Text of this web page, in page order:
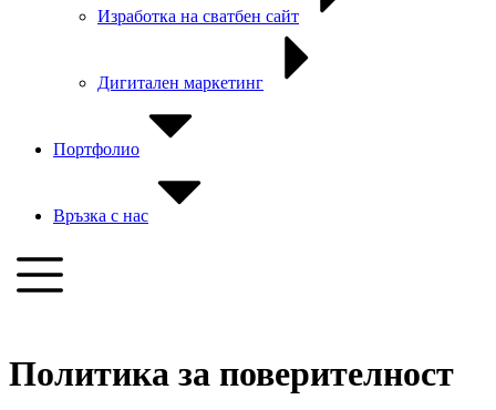
Изработка на сватбен сайт
Дигитален маркетинг
Портфолио
Връзка с нас
Политика за поверителност